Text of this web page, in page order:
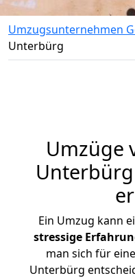
Umzugsunternehmen
Unterbürg
Umzüge
Ein Umzug kann
stressige
man sich für
Unterbürg